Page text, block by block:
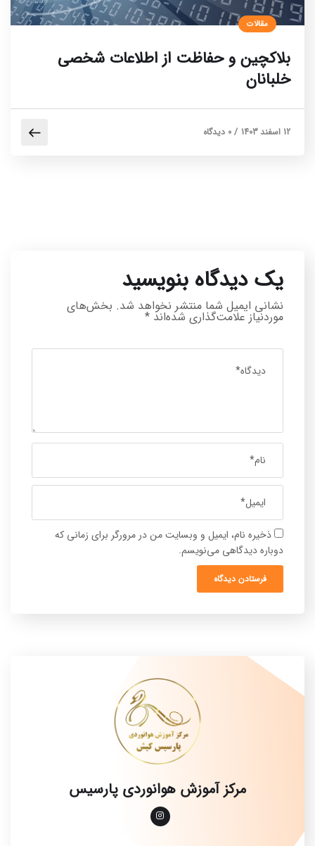
مقالات
بلاکچین و حفاظت از اطلاعات شخصی
خلبانان
12 اسفند 1403 / 0 دیدگاه
یک دیدگاه بنویسید
نشانی ایمیل شما منتشر نخواهد شد. بخش‌های
موردنیاز علامت‌گذاری شده‌اند *
ذخیره نام، ایمیل و وبسایت من در مرورگر برای زمانی که
دوباره دیدگاهی می‌نویسم.
مرکز آموزش هوانوردی پارسیس